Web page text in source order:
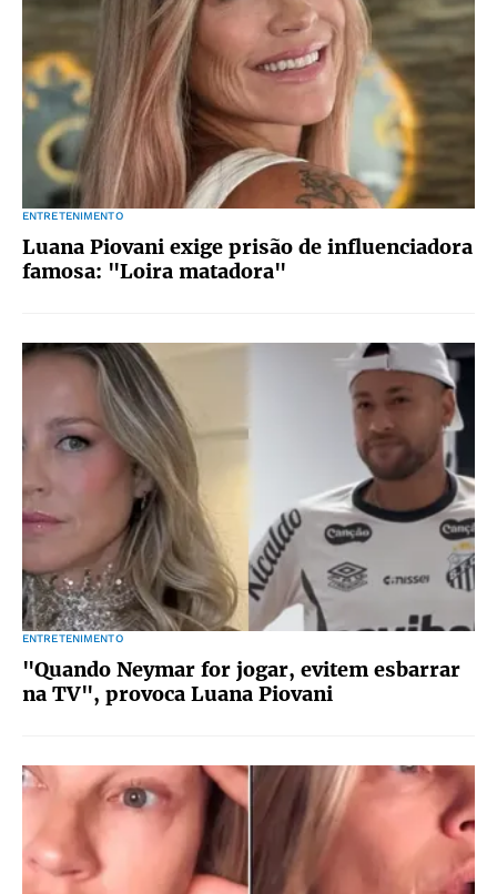
ENTRETENIMENTO
Luana Piovani exige prisão de influenciadora
famosa: "Loira matadora"
ENTRETENIMENTO
"Quando Neymar for jogar, evitem esbarrar
na TV", provoca Luana Piovani